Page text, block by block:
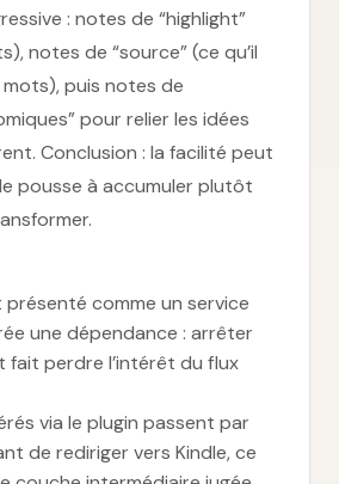
: notes de “highlight”
notes de “source” (ce qu’il
puis notes de
pour relier les idées
Conclusion : la facilité peut
pousse à accumuler plutôt
présenté comme un service
une dépendance : arrêter
fait perdre l’intérêt du flux
via le plugin passent par
de rediriger vers Kindle, ce